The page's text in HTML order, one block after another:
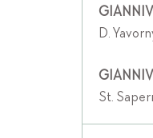
D.
St.